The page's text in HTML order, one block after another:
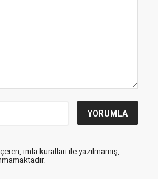
imla kuralları ile yazılmamış,